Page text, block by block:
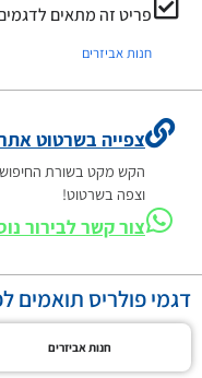
פריט זה מתאים
חנות אביזרים
צפייה בשרטוט
הקש מקט בשורת
וצפה בשרטוט!
צור קשר לבירור
דגמי פולריס תואמים
חנות אביזרים